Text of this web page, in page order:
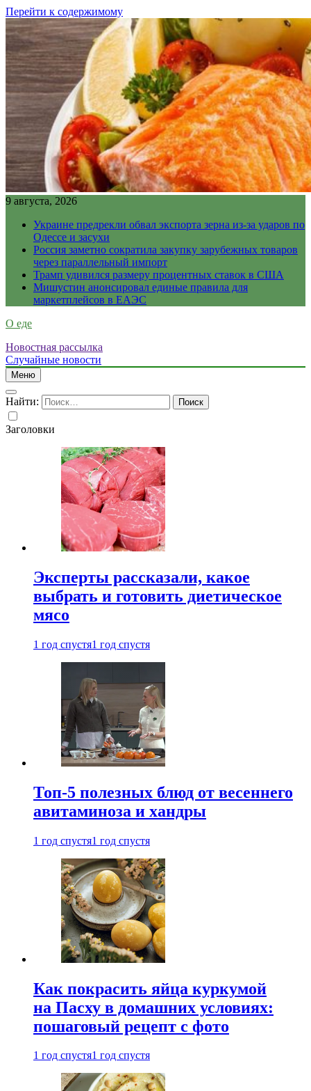
Перейти к содержимому
9 августа, 2026
Украине предрекли обвал экспорта зерна из-за ударов по
Одессе и засухи
Россия заметно сократила закупку зарубежных товаров
через параллельный импорт
Трамп удивился размеру процентных ставок в США
Мишустин анонсировал единые правила для
маркетплейсов в ЕАЭС
О еде
Новостная рассылка
Случайные новости
Меню
Найти:
Заголовки
Эксперты рассказали, какое
выбрать и готовить диетическое
мясо
1 год спустя1 год спустя
Топ-5 полезных блюд от весеннего
авитаминоза и хандры
1 год спустя1 год спустя
Как покрасить яйца куркумой
на Пасху в домашних условиях:
пошаговый рецепт с фото
1 год спустя1 год спустя